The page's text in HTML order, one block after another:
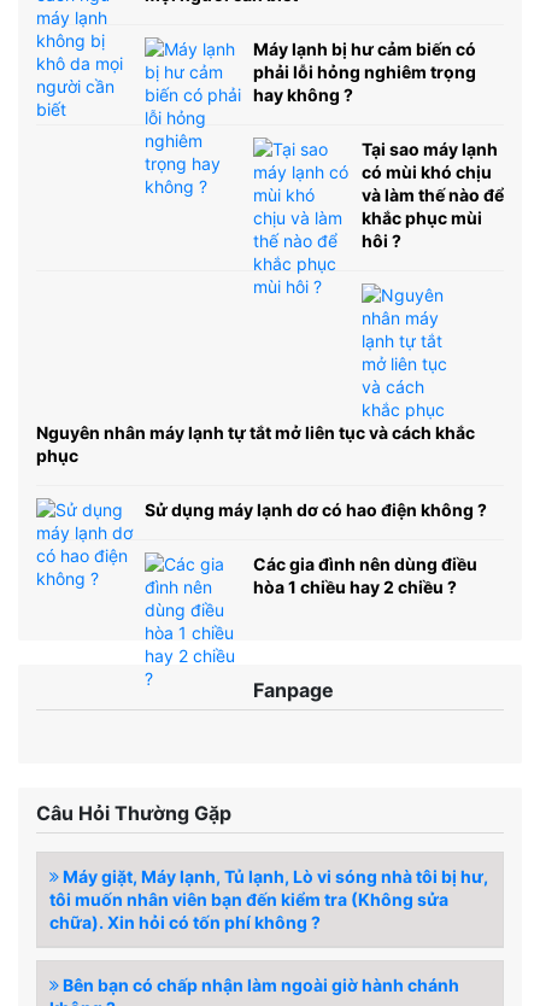
Máy lạnh bị hư cảm biến có
phải lỗi hỏng nghiêm trọng
hay không ?
Tại sao máy lạnh
có mùi khó chịu
và làm thế nào để
khắc phục mùi
hôi ?
Nguyên nhân máy lạnh tự tắt mở liên tục và cách khắc
phục
Sử dụng máy lạnh dơ có hao điện không ?
Các gia đình nên dùng điều
hòa 1 chiều hay 2 chiều ?
Fanpage
Câu Hỏi Thường Gặp
Máy giặt, Máy lạnh, Tủ lạnh, Lò vi sóng nhà tôi bị hư,
tôi muốn nhân viên bạn đến kiểm tra (Không sửa
chữa). Xin hỏi có tốn phí không ?
Bên bạn có chấp nhận làm ngoài giờ hành chánh